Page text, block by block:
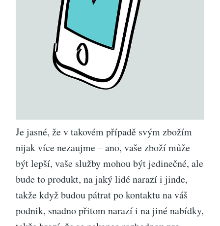
Je jasné, že v takovém případě svým zbožím
nijak více nezaujme – ano, vaše zboží může
být lepší, vaše služby mohou být jedinečné, ale
bude to produkt, na jaký lidé narazí i jinde,
takže když budou pátrat po kontaktu na váš
podnik, snadno přitom narazí i na jiné nabídky,